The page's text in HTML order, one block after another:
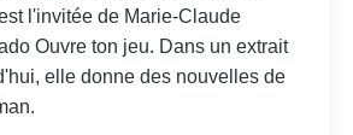
l'invitée de Marie-Claude
Ouvre ton jeu. Dans un extrait
elle donne des nouvelles de